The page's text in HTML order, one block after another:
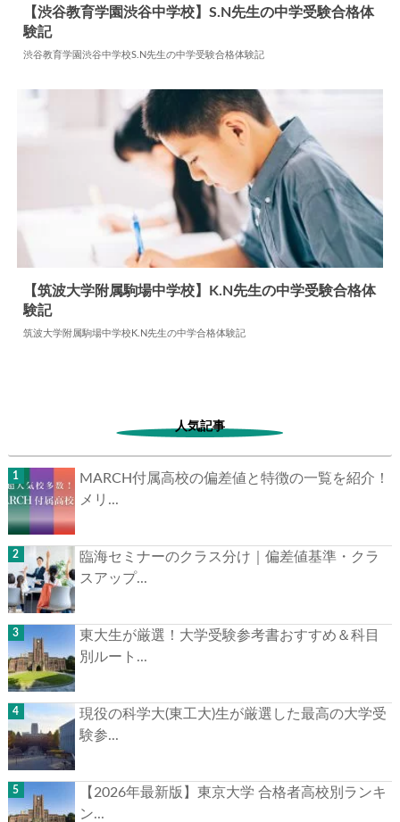
中学合格体験記
【渋谷教育学園渋谷中学校】S.N先生の中学受験合格体
験記
渋谷教育学園渋谷中学校S.N先生の中学受験合格体験記
中学合格体験記
【筑波大学附属駒場中学校】K.N先生の中学受験合格体
験記
筑波大学附属駒場中学校K.N先生の中学合格体験記
人気記事
MARCH付属高校の偏差値と特徴の一覧を紹介！
メリ...
臨海セミナーのクラス分け｜偏差値基準・クラ
スアップ...
東大生が厳選！大学受験参考書おすすめ＆科目
別ルート...
現役の科学大(東工大)生が厳選した最高の大学受
験参...
【2026年最新版】東京大学 合格者高校別ランキ
ン...